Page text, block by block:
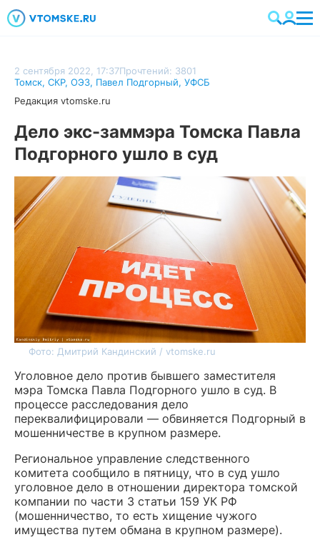
2 сентября 2022, 17:37Прочтений: 3801
Томск, СКР, ОЭЗ, Павел Подгорный, УФСБ
Редакция vtomske.ru
Дело экс-заммэра Томска Павла
Подгорного ушло в суд
Фото: Дмитрий Кандинский / vtomske.ru
Уголовное дело против бывшего заместителя
мэра Томска Павла Подгорного ушло в суд. В
процессе расследования дело
переквалифицировали — обвиняется Подгорный в
мошенничестве в крупном размере.
Региональное управление следственного
комитета сообщило в пятницу, что в суд ушло
уголовное дело в отношении директора томской
компании по части 3 статьи 159 УК РФ
(мошенничество, то есть хищение чужого
имущества путем обмана в крупном размере).